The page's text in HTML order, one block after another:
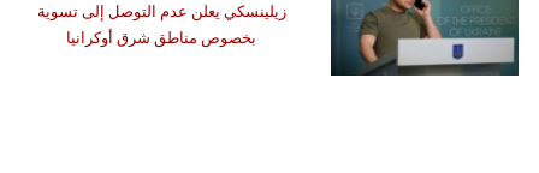
زيلينسكي يعلن عدم التوصل إلى تسوية
بخصوص مناطق شرق أوكرانيا